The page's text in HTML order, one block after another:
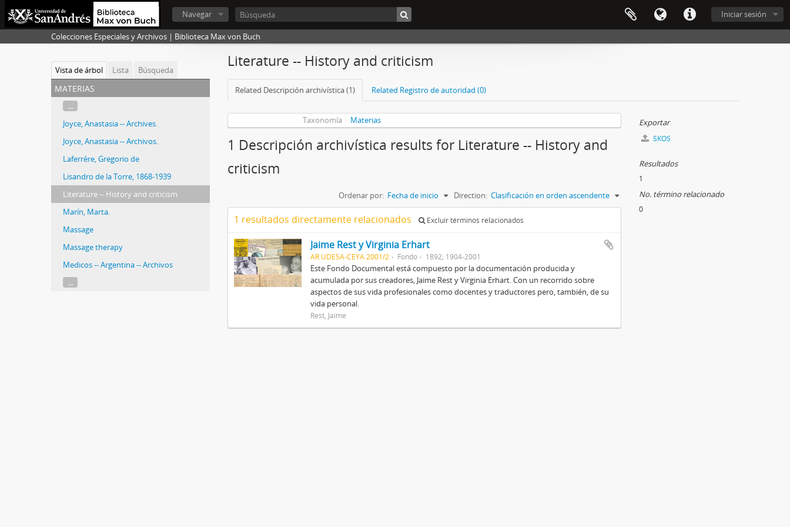
Iniciar sesión
Navegar
Colecciones Especiales y Archivos | Biblioteca Max von Buch
Vista de árbol Lista Búsqueda
materias
...
Joyce, Anastasia -- Archives.
Joyce, Anastasia -- Archivos.
Laferrère, Gregorio de
Lisandro de la Torre, 1868-1939
Literature -- History and criticism
Marín, Marta.
Massage
Massage therapy
Medicos -- Argentina -- Archivos
...
Literature -- History and criticism
Related Descripción archivística (1) Related Registro de autoridad (0)
Taxonomía Materias
1 Descripción archivística results for Literature -- History and
criticism
Ordenar por: Fecha de inicio Direction: Clasificación en orden ascendente
1 resultados directamente relacionados Excluir términos relacionados
Jaime Rest y Virginia Erhart
AR UDESA-CEYA 2001/2 Fondo 1892; 1904-2001
Este Fondo Documental está compuesto por la documentación producida y
acumulada por sus creadores, Jaime Rest y Virginia Erhart. Con un recorrido sobre
aspectos de sus vida profesionales como docentes y traductores pero, también, de su
vida personal.
Rest, Jaime
Exportar
SKOS
Resultados
1
No. término relacionado
0